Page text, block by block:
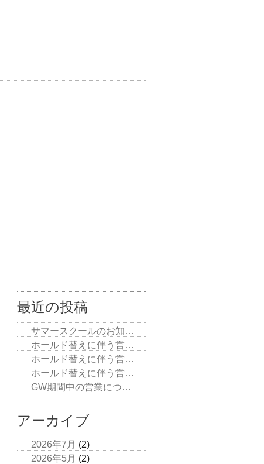
最近の投稿
サマースクールのお知…
ホールド替えに伴う営…
ホールド替えに伴う営…
ホールド替えに伴う営…
GW期間中の営業につ…
アーカイブ
2026年7月 (2)
2026年5月 (2)